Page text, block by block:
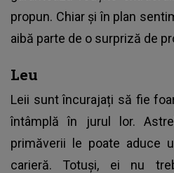
propun. Chiar și în plan
aibă parte de o surpriză de
Leu
Leii sunt încurajați să fie
întâmplă în jurul lor.
primăverii le poate aduce
carieră. Totuși, ei nu